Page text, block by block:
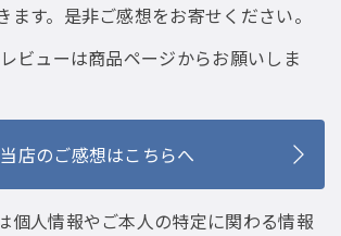
ます。是非ご感想をお寄せください。
ビューは商品ページからお願いしま
当店のご感想はこちらへ
個人情報やご本人の特定に関わる情報